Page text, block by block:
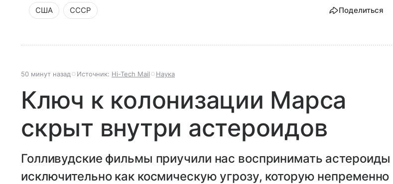
США СССР Поделиться
50 минут назад Источник: Hi-Tech Mail Наука
Ключ к колонизации Марса
скрыт внутри астероидов
Голливудские фильмы приучили нас воспринимать астероиды
исключительно как космическую угрозу, которую непременно